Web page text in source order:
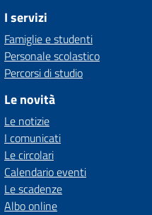
I servizi
Famiglie e studenti
Personale scolastico
Percorsi di studio
Le novità
Le notizie
I comunicati
Le circolari
Calendario eventi
Le scadenze
Albo online